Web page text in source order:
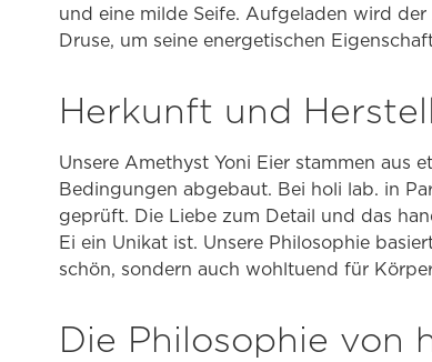
und eine milde Seife. Aufgeladen wird
Druse, um seine energetischen
Herkunft und
Unsere Amethyst Yoni Eier stammen aus
Bedingungen abgebaut. Bei holi lab. in
geprüft. Die Liebe zum Detail und das
Ei ein Unikat ist. Unsere Philosophie
schön, sondern auch wohltuend für
Die Philosophie von